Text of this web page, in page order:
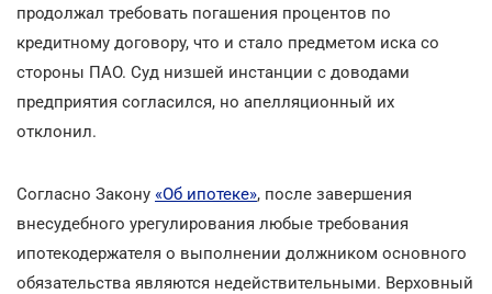
продолжал требовать погашения процентов по
кредитному договору, что и стало предметом иска со
стороны ПАО. Суд низшей инстанции с доводами
предприятия согласился, но апелляционный их
отклонил.
Согласно Закону «Об ипотеке», после завершения
внесудебного урегулирования любые требования
ипотекодержателя о выполнении должником основного
обязательства являются недействительными. Верховный